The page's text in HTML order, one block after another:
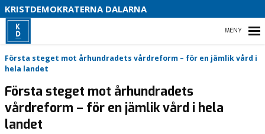
KRISTDEMOKRATERNA DALARNA
HEM
KOMMUN
Första steget mot århundradets vårdreform – för en jämlik vård i
hela landet
Första steget mot århundradets
vårdreform – för en jämlik vård i hela
landet